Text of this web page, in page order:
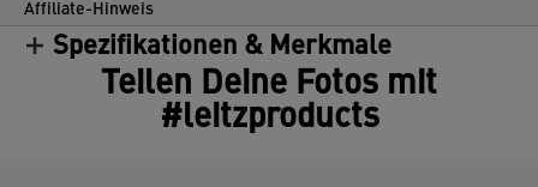
Affiliate-Hinweis
Spezifikationen & Merkmale
Teilen Deine Fotos mit
#leitzproducts